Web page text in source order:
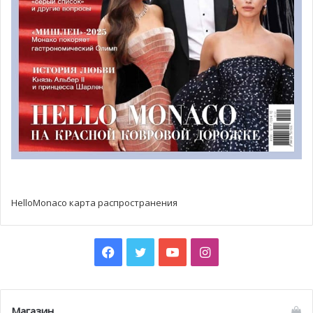
ремонтных работ и отправлена в Urk, специальные
помещения верфи, где займутся ее отделкой и
внутренним дизайном. Построенная Feadship с
дизайном от De Voogt и доставленная владельцу в 1985
году, Charisma была переоборудована на нидерландских
верфях. После полного рефита в 2002 году ее владелец
и экипаж поддерживали яхту отличном состоянии.
Charisma рассекала просторы Карибского моря и
Средиземноморья и стала одной из популярных
Heesen Yachts открыли новый сухой док 85 м
Heesen Yachts объявили, что 11 ноября они официально
HelloMonaco карта распространения
Facebook
TwitterYouTubeInstagram